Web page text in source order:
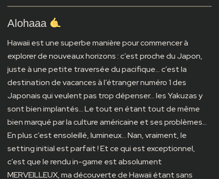
Alohaaa
Hawaii est une superbe manière pour commencer à
explorer de nouveaux horizons : c’est proche du Japon,
juste à une petite traversée du pacifique… c’est la
destination de vacances à l’étranger numéro 1 des
Japonais qui veulent pas trop dépenser… les Yakuzas y
sont bien implantés… Le tout en étant tout de même
bien marqué par la culture américaine et ses problèmes…
En plus c’est ensoleillé, lumineux… Nan, vraiment, le
setting initial est parfait ! Et ce qui est exceptionnel,
c’est que le rendu in-game est absolument
MERVEILLEUX, ma découverte de Hawaii étant sans